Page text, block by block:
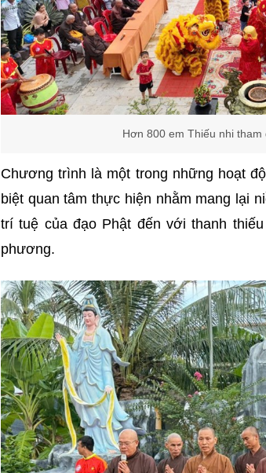
Hơn 800 em Thiếu nhi
Chương trình là một trong những hoạt
biệt quan tâm thực hiện nhằm mang lại
trí tuệ của đạo Phật đến với thanh
phương.